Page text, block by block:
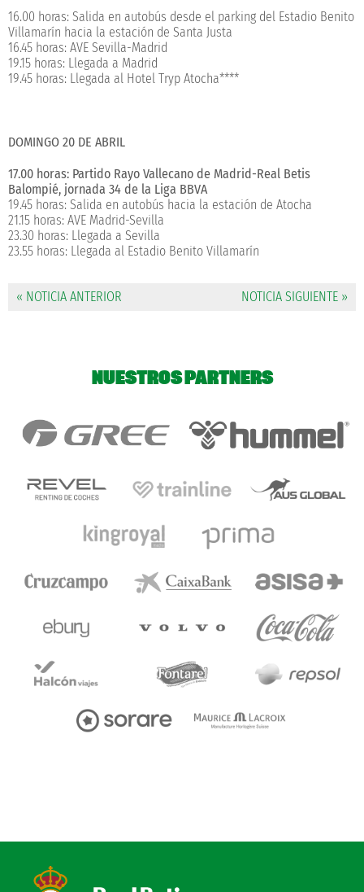
16.00 horas: Salida en autobús desde el parking del Estadio Benito
Villamarín hacia la estación de Santa Justa
16.45 horas: AVE Sevilla-Madrid
19.15 horas: Llegada a Madrid
19.45 horas: Llegada al Hotel Tryp Atocha****
DOMINGO 20 DE ABRIL
17.00 horas: Partido Rayo Vallecano de Madrid-Real Betis
Balompié, jornada 34 de la Liga BBVA
19.45 horas: Salida en autobús hacia la estación de Atocha
21.15 horas: AVE Madrid-Sevilla
23.30 horas: Llegada a Sevilla
23.55 horas: Llegada al Estadio Benito Villamarín
« NOTICIA ANTERIOR NOTICIA SIGUIENTE »
NUESTROS PARTNERS